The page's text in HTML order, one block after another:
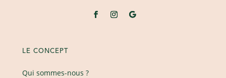
LE CONCEPT
Qui sommes-nous ?